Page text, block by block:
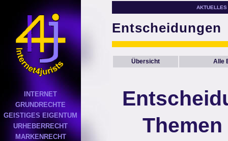
INTERNET
GRUNDRECHTE
GEISTIGES EIGENTUM
URHEBERRECHT
MARKENRECHT
AKTUELLES
Entscheidungen
Übersicht Alle